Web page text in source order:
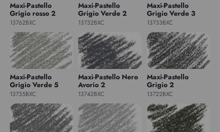
Maxi-Pastello
Grigio rosso 2
13762BXC
Maxi-Pastello
Grigio Verde 2
13732BXC
Maxi-Pastello
Grigio Verde 3
13733BXC
Maxi-Pastello
Grigio Verde 5
13735BXC
Maxi-Pastello Nero
Avorio 2
13742BXC
Maxi-Pastello
Grigio 2
13722BXC